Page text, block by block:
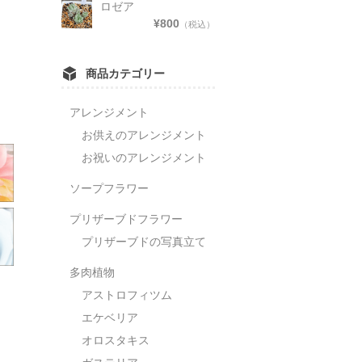
ロゼア
¥800 （税込）
商品カテゴリー
アレンジメント
お供えのアレンジメント
お祝いのアレンジメント
ソープフラワー
プリザーブドフラワー
プリザーブドの写真立て
多肉植物
アストロフィツム
エケベリア
オロスタキス